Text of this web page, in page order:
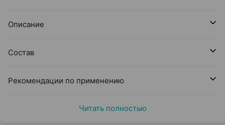
Описание
Состав
Рекомендации по применению
Читать полностью